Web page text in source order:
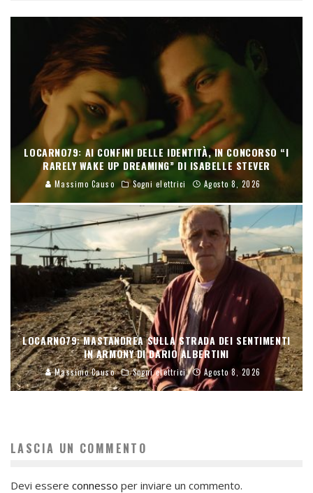
LOCARNO79: AI CONFINI DELLE IDENTITÀ, IN CONCORSO “I
RARELY WAKE UP DREAMING” DI ISABELLE STEVER
Massimo Causo Sogni elettrici Agosto 8, 2026
LOCARNO79: MASTANDREA SULLA STRADA DEI SENTIMENTI
IN ARMONY DI DARIO ALBERTINI
Massimo Causo Sogni elettrici Agosto 8, 2026
LASCIA UN COMMENTO
Devi essere connesso per inviare un commento.